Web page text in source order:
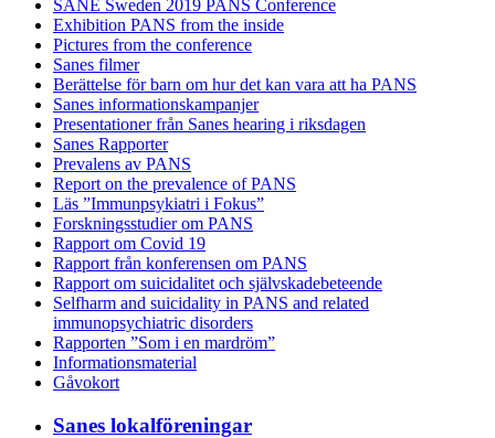
SANE Sweden 2019 PANS Conference
Exhibition PANS from the inside
Pictures from the conference
Sanes filmer
Berättelse för barn om hur det kan vara att ha PANS
Sanes informationskampanjer
Presentationer från Sanes hearing i riksdagen
Sanes Rapporter
Prevalens av PANS
Report on the prevalence of PANS
Läs ”Immunpsykiatri i Fokus”
Forskningsstudier om PANS
Rapport om Covid 19
Rapport från konferensen om PANS
Rapport om suicidalitet och självskadebeteende
Selfharm and suicidality in PANS and related
immunopsychiatric disorders
Rapporten ”Som i en mardröm”
Informationsmaterial
Gåvokort
Sanes lokalföreningar